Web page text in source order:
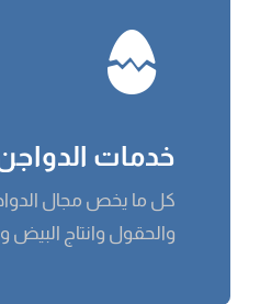
خدمات
كل ما يخص مجال
والحقول وانتاج البيض